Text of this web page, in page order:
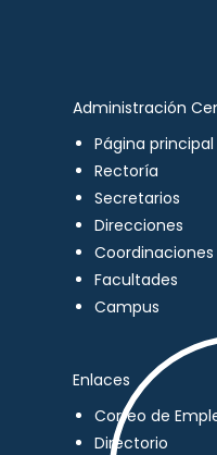
Administración
Página principal
Rectoría
Secretarios
Direcciones
Coordinaciones
Facultades
Campus
Enlaces
Correo de
Directorio